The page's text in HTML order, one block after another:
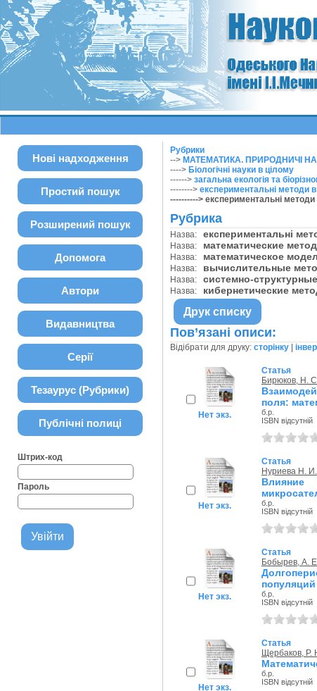
Нові надходження
Простий пошук
Розширений пошук
Допомога
Автори
Видавництва
Серії
Тезаурус (Рубрики)
Публічні полиці
Штрих-код
Пароль
Рубрики
--> МАТЕМАТИКА. ПРИРОДНИЧІ
----> Біологічні науки в цілому
------> загальна екологія та
--------> експериментальні методи в
----------> експериментальні методи
Рубрика
Назва: експериментальні
Назва: математические
Назва: математическое
Назва: вычислительные
Назва: системно-
Назва: кибернетические
Друк списку
Пов’язані описи:
Відібрати для друку: сторінку|
Нет экз.
Статья
Бирюков, Н.
поля:
б.р.
ISBN відсутній
Нет экз.
Статья
Нуриева Н. И.
Влияние
б.р.
ISBN відсутній
Нет экз.
Статья
Бобырев, А.
б.р.
ISBN відсутній
Нет экз.
Статья
Щербаков, Р.
б.р.
ISBN відсутній